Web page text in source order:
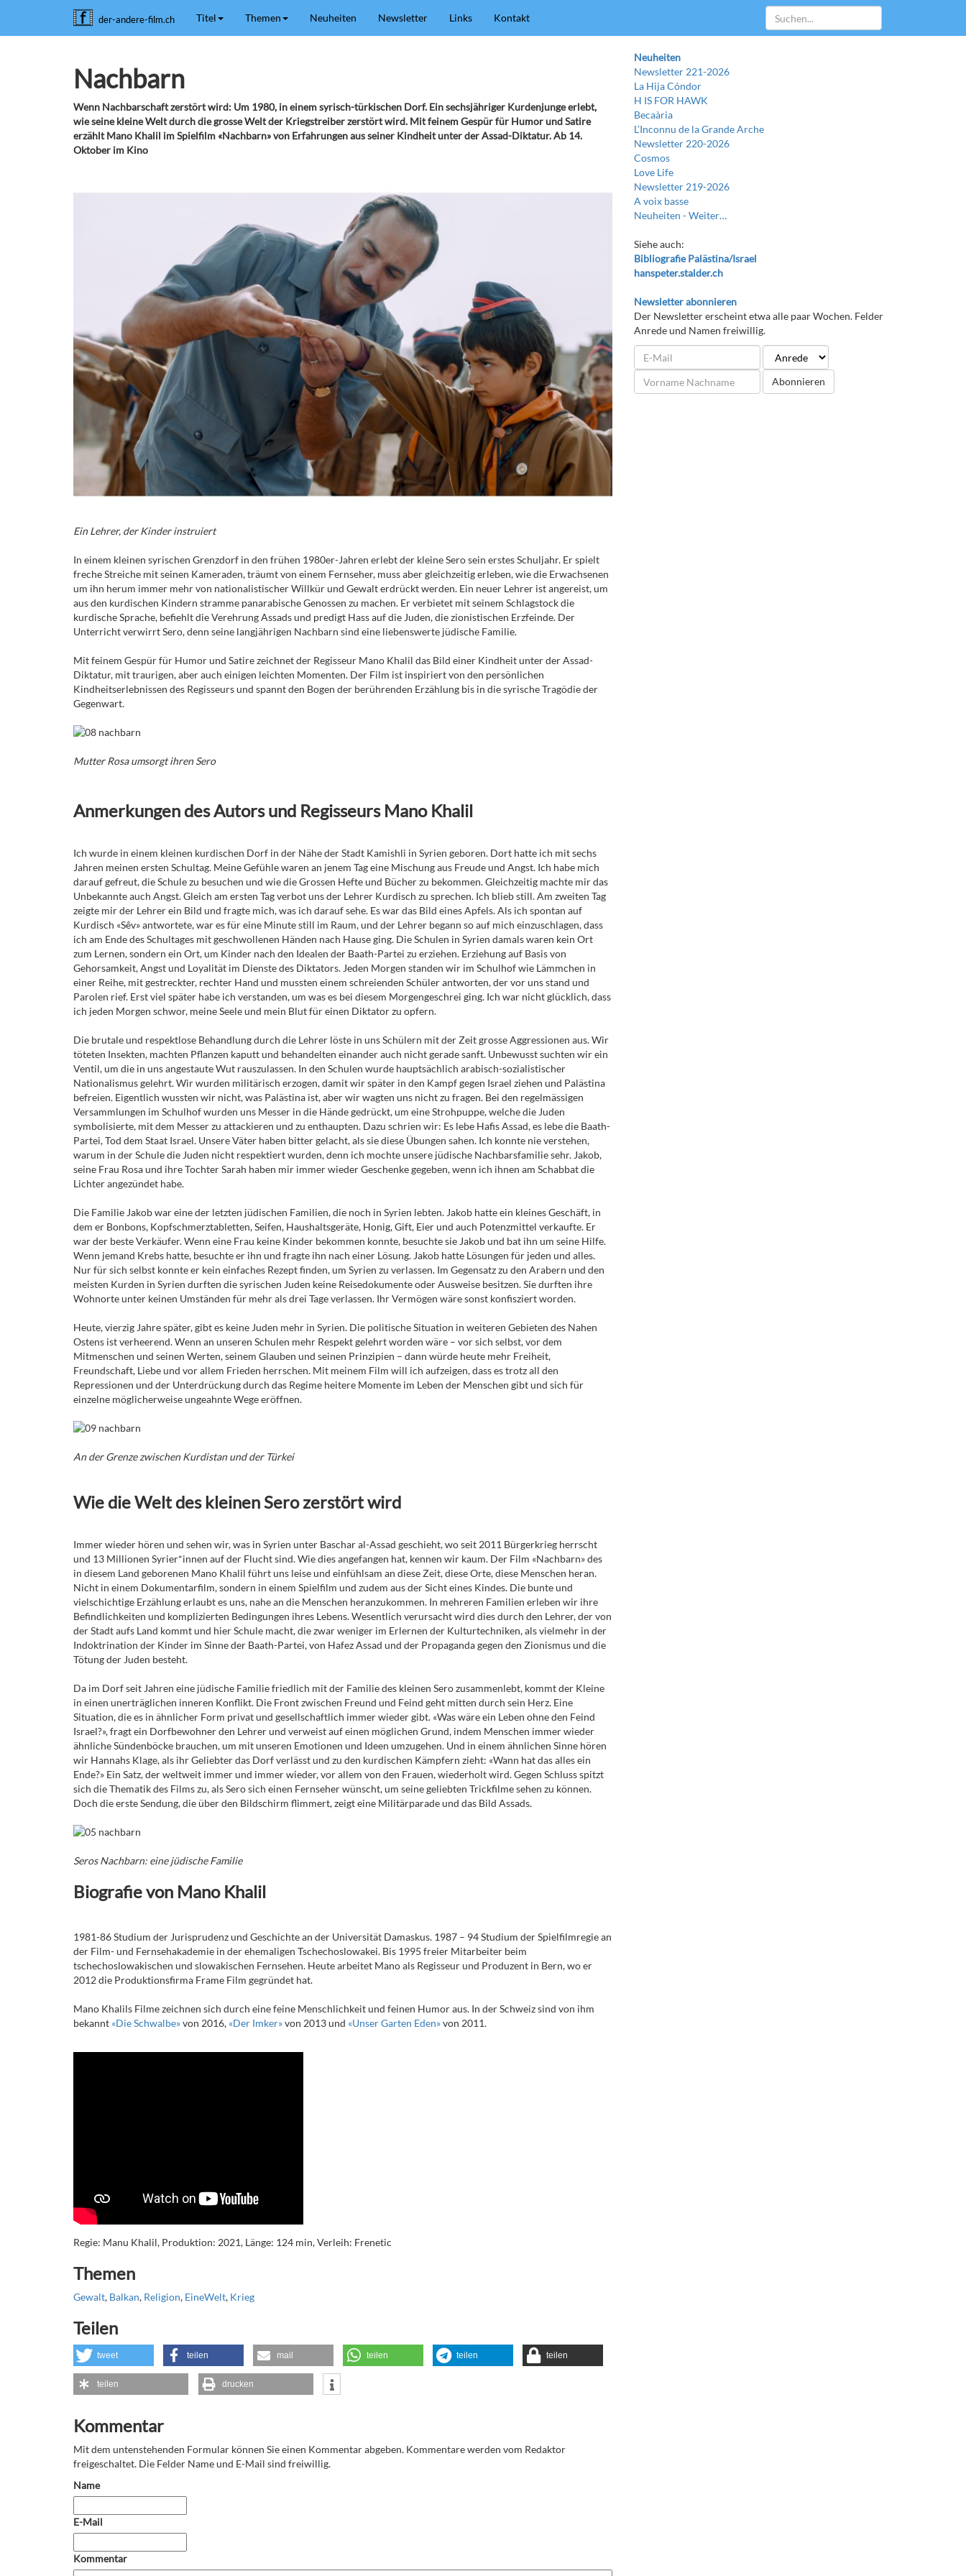
der-andere-film.ch Titel Themen Neuheiten Newsletter Links Kontakt
Nachbarn
Wenn Nachbarschaft zerstört wird: Um 1980, in einem syrisch-türkischen Dorf. Ein sechsjähriger Kurdenjunge erlebt,
wie seine kleine Welt durch die grosse Welt der Kriegstreiber zerstört wird. Mit feinem Gespür für Humor und Satire
erzählt Mano Khalil im Spielfilm «Nachbarn» von Erfahrungen aus seiner Kindheit unter der Assad-Diktatur. Ab 14.
Oktober im Kino
Ein Lehrer, der Kinder instruiert
In einem kleinen syrischen Grenzdorf in den frühen 1980er-Jahren erlebt der kleine Sero sein erstes Schuljahr. Er spielt
freche Streiche mit seinen Kameraden, träumt von einem Fernseher, muss aber gleichzeitig erleben, wie die Erwachsenen
um ihn herum immer mehr von nationalistischer Willkür und Gewalt erdrückt werden. Ein neuer Lehrer ist angereist, um
aus den kurdischen Kindern stramme panarabische Genossen zu machen. Er verbietet mit seinem Schlagstock die
kurdische Sprache, befiehlt die Verehrung Assads und predigt Hass auf die Juden, die zionistischen Erzfeinde. Der
Unterricht verwirrt Sero, denn seine langjährigen Nachbarn sind eine liebenswerte jüdische Familie.
Mit feinem Gespür für Humor und Satire zeichnet der Regisseur Mano Khalil das Bild einer Kindheit unter der Assad-
Diktatur, mit traurigen, aber auch einigen leichten Momenten. Der Film ist inspiriert von den persönlichen
Kindheitserlebnissen des Regisseurs und spannt den Bogen der berührenden Erzählung bis in die syrische Tragödie der
Gegenwart.
Mutter Rosa umsorgt ihren Sero
Anmerkungen des Autors und Regisseurs Mano Khalil
Ich wurde in einem kleinen kurdischen Dorf in der Nähe der Stadt Kamishli in Syrien geboren. Dort hatte ich mit sechs
Jahren meinen ersten Schultag. Meine Gefühle waren an jenem Tag eine Mischung aus Freude und Angst. Ich habe mich
darauf gefreut, die Schule zu besuchen und wie die Grossen Hefte und Bücher zu bekommen. Gleichzeitig machte mir das
Unbekannte auch Angst. Gleich am ersten Tag verbot uns der Lehrer Kurdisch zu sprechen. Ich blieb still. Am zweiten Tag
zeigte mir der Lehrer ein Bild und fragte mich, was ich darauf sehe. Es war das Bild eines Apfels. Als ich spontan auf
Kurdisch «Sêv» antwortete, war es für eine Minute still im Raum, und der Lehrer begann so auf mich einzuschlagen, dass
ich am Ende des Schultages mit geschwollenen Händen nach Hause ging. Die Schulen in Syrien damals waren kein Ort
zum Lernen, sondern ein Ort, um Kinder nach den Idealen der Baath-Partei zu erziehen. Erziehung auf Basis von
Gehorsamkeit, Angst und Loyalität im Dienste des Diktators. Jeden Morgen standen wir im Schulhof wie Lämmchen in
einer Reihe, mit gestreckter, rechter Hand und mussten einem schreienden Schüler antworten, der vor uns stand und
Parolen rief. Erst viel später habe ich verstanden, um was es bei diesem Morgengeschrei ging. Ich war nicht glücklich, dass
ich jeden Morgen schwor, meine Seele und mein Blut für einen Diktator zu opfern.
Die brutale und respektlose Behandlung durch die Lehrer löste in uns Schülern mit der Zeit grosse Aggressionen aus. Wir
töteten Insekten, machten Pflanzen kaputt und behandelten einander auch nicht gerade sanft. Unbewusst suchten wir ein
Ventil, um die in uns angestaute Wut rauszulassen. In den Schulen wurde hauptsächlich arabisch-sozialistischer
Nationalismus gelehrt. Wir wurden militärisch erzogen, damit wir später in den Kampf gegen Israel ziehen und Palästina
befreien. Eigentlich wussten wir nicht, was Palästina ist, aber wir wagten uns nicht zu fragen. Bei den regelmässigen
Versammlungen im Schulhof wurden uns Messer in die Hände gedrückt, um eine Strohpuppe, welche die Juden
symbolisierte, mit dem Messer zu attackieren und zu enthaupten. Dazu schrien wir: Es lebe Hafis Assad, es lebe die Baath-
Partei, Tod dem Staat Israel. Unsere Väter haben bitter gelacht, als sie diese Übungen sahen. Ich konnte nie verstehen,
warum in der Schule die Juden nicht respektiert wurden, denn ich mochte unsere jüdische Nachbarsfamilie sehr. Jakob,
seine Frau Rosa und ihre Tochter Sarah haben mir immer wieder Geschenke gegeben, wenn ich ihnen am Schabbat die
Lichter angezündet habe.
Die Familie Jakob war eine der letzten jüdischen Familien, die noch in Syrien lebten. Jakob hatte ein kleines Geschäft, in
dem er Bonbons, Kopfschmerztabletten, Seifen, Haushaltsgeräte, Honig, Gift, Eier und auch Potenzmittel verkaufte. Er
war der beste Verkäufer. Wenn eine Frau keine Kinder bekommen konnte, besuchte sie Jakob und bat ihn um seine Hilfe.
Wenn jemand Krebs hatte, besuchte er ihn und fragte ihn nach einer Lösung. Jakob hatte Lösungen für jeden und alles.
Nur für sich selbst konnte er kein einfaches Rezept finden, um Syrien zu verlassen. Im Gegensatz zu den Arabern und den
meisten Kurden in Syrien durften die syrischen Juden keine Reisedokumente oder Ausweise besitzen. Sie durften ihre
Wohnorte unter keinen Umständen für mehr als drei Tage verlassen. Ihr Vermögen wäre sonst konfisziert worden.
Heute, vierzig Jahre später, gibt es keine Juden mehr in Syrien. Die politische Situation in weiteren Gebieten des Nahen
Ostens ist verheerend. Wenn an unseren Schulen mehr Respekt gelehrt worden wäre – vor sich selbst, vor dem
Mitmenschen und seinen Werten, seinem Glauben und seinen Prinzipien – dann würde heute mehr Freiheit,
Freundschaft, Liebe und vor allem Frieden herrschen. Mit meinem Film will ich aufzeigen, dass es trotz all den
Repressionen und der Unterdrückung durch das Regime heitere Momente im Leben der Menschen gibt und sich für
einzelne möglicherweise ungeahnte Wege eröffnen.
An der Grenze zwischen Kurdistan und der Türkei
Wie die Welt des kleinen Sero zerstört wird
Immer wieder hören und sehen wir, was in Syrien unter Baschar al-Assad geschieht, wo seit 2011 Bürgerkrieg herrscht
und 13 Millionen Syrier*innen auf der Flucht sind. Wie dies angefangen hat, kennen wir kaum. Der Film «Nachbarn» des
in diesem Land geborenen Mano Khalil führt uns leise und einfühlsam an diese Zeit, diese Orte, diese Menschen heran.
Nicht in einem Dokumentarfilm, sondern in einem Spielfilm und zudem aus der Sicht eines Kindes. Die bunte und
vielschichtige Erzählung erlaubt es uns, nahe an die Menschen heranzukommen. In mehreren Familien erleben wir ihre
Befindlichkeiten und komplizierten Bedingungen ihres Lebens. Wesentlich verursacht wird dies durch den Lehrer, der von
der Stadt aufs Land kommt und hier Schule macht, die zwar weniger im Erlernen der Kulturtechniken, als vielmehr in der
Indoktrination der Kinder im Sinne der Baath-Partei, von Hafez Assad und der Propaganda gegen den Zionismus und die
Tötung der Juden besteht.
Da im Dorf seit Jahren eine jüdische Familie friedlich mit der Familie des kleinen Sero zusammenlebt, kommt der Kleine
in einen unerträglichen inneren Konflikt. Die Front zwischen Freund und Feind geht mitten durch sein Herz. Eine
Situation, die es in ähnlicher Form privat und gesellschaftlich immer wieder gibt. «Was wäre ein Leben ohne den Feind
Israel?», fragt ein Dorfbewohner den Lehrer und verweist auf einen möglichen Grund, indem Menschen immer wieder
ähnliche Sündenböcke brauchen, um mit unseren Emotionen und Ideen umzugehen. Und in einem ähnlichen Sinne hören
wir Hannahs Klage, als ihr Geliebter das Dorf verlässt und zu den kurdischen Kämpfern zieht: «Wann hat das alles ein
Ende?» Ein Satz, der weltweit immer und immer wieder, vor allem von den Frauen, wiederholt wird. Gegen Schluss spitzt
sich die Thematik des Films zu, als Sero sich einen Fernseher wünscht, um seine geliebten Trickfilme sehen zu können.
Doch die erste Sendung, die über den Bildschirm flimmert, zeigt eine Militärparade und das Bild Assads.
Seros Nachbarn: eine jüdische Familie
Biografie von Mano Khalil
1981-86 Studium der Jurisprudenz und Geschichte an der Universität Damaskus. 1987 – 94 Studium der Spielfilmregie an
der Film- und Fernsehakademie in der ehemaligen Tschechoslowakei. Bis 1995 freier Mitarbeiter beim
tschechoslowakischen und slowakischen Fernsehen. Heute arbeitet Mano als Regisseur und Produzent in Bern, wo er
2012 die Produktionsfirma Frame Film gegründet hat.
Mano Khalils Filme zeichnen sich durch eine feine Menschlichkeit und feinen Humor aus. In der Schweiz sind von ihm
bekannt «Die Schwalbe»von 2016, «Der Imker»von 2013 und «Unser Garten Eden»von 2011.
Regie: Manu Khalil, Produktion: 2021, Länge: 124 min, Verleih: Frenetic
Themen
Gewalt, Balkan, Religion, EineWelt, Krieg
Teilen
tweet teilen mail teilen teilen teilen
teilen drucken
Kommentar
Mit dem untenstehenden Formular können Sie einen Kommentar abgeben. Kommentare werden vom Redaktor
freigeschaltet. Die Felder Name und E-Mail sind freiwillig.
Name
E-Mail
Kommentar
Neuheiten
Newsletter 221-2026
La Hija Cóndor
H IS FOR HAWK
Becaària
L’Inconnu de la Grande Arche
Newsletter 220-2026
Cosmos
Love Life
Newsletter 219-2026
A voix basse
Neuheiten -Weiter…
Siehe auch:
Bibliografie Palästina/Israel
hanspeter.stalder.ch
Newsletter abonnieren
Der Newsletter erscheint etwa alle paar Wochen. Felder
Anrede und Namen freiwillig.
Abonnieren